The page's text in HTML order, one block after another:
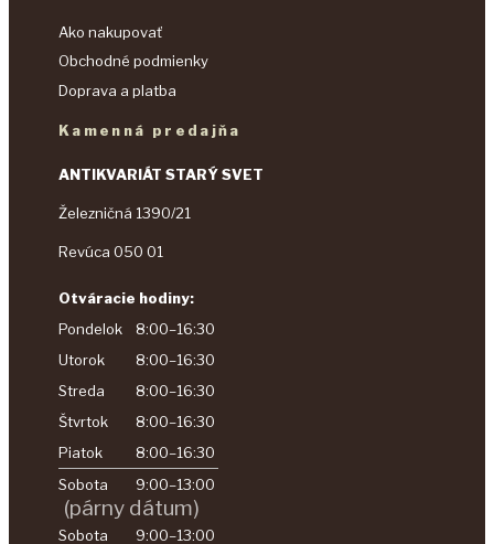
Ako nakupovať
Obchodné podmienky
Doprava a platba
Kamenná predajňa
ANTIKVARIÁT STARÝ SVET
Železničná 1390/21
Revúca 050 01
Otváracie hodiny:
Pondelok
8:00–16:30
Utorok
8:00–16:30
Streda
8:00–16:30
Štvrtok
8:00–16:30
Piatok
8:00–16:30
Sobota
9:00–13:00
(párny dátum)
Sobota 9:00–13:00